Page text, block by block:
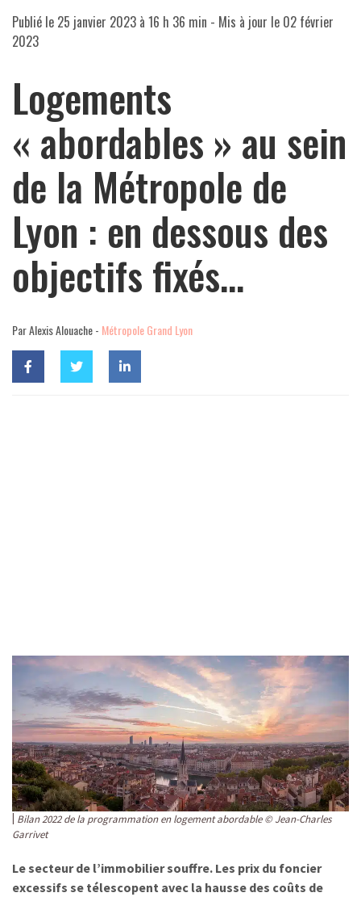
Publié le 25 janvier 2023 à 16 h 36 min - Mis à jour le 02 février
2023
Logements
« abordables » au sein
de la Métropole de
Lyon : en dessous des
objectifs fixés…
Par Alexis Alouache - Métropole Grand Lyon
Bilan 2022 de la programmation en logement abordable © Jean-Charles
Garrivet
Le secteur de l’immobilier souffre. Les prix du foncier
excessifs se télescopent avec la hausse des coûts de